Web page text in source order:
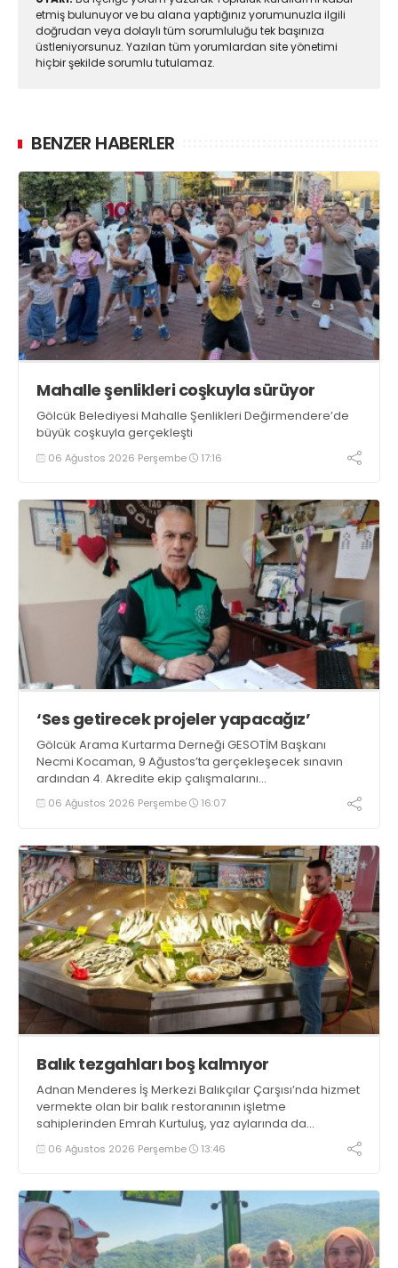
etmiş bulunuyor ve bu alana yaptığınız yorumunuzla ilgili
doğrudan veya dolaylı tüm sorumluluğu tek başınıza
üstleniyorsunuz. Yazılan tüm yorumlardan site yönetimi
hiçbir şekilde sorumlu tutulamaz.
BENZER HABERLER
Mahalle şenlikleri coşkuyla sürüyor
Gölcük Belediyesi Mahalle Şenlikleri Değirmendere’de
büyük coşkuyla gerçekleşti
06 Ağustos 2026 Perşembe 17:16
‘Ses getirecek projeler yapacağız’
Gölcük Arama Kurtarma Derneği GESOTİM Başkanı
Necmi Kocaman, 9 Ağustos’ta gerçekleşecek sınavın
ardından 4. Akredite ekip çalışmalarını
tamamlayacaklarını ifade ederek açıklamalarda
bulundu. Kocaman, “Gölcük’te ve Kocaeli genelinde ses
06 Ağustos 2026 Perşembe 16:07
Balık tezgahları boş kalmıyor
Adnan Menderes İş Merkezi Balıkçılar Çarşısı’nda hizmet
vermekte olan bir balık restoranının işletme
sahiplerinden Emrah Kurtuluş, yaz aylarında da
tezgahlarda taze balık bulunduğunu ifade ederek “Yıl
boyunca tezgahlarda taze balık bulmak mümkün
06 Ağustos 2026 Perşembe 13:46